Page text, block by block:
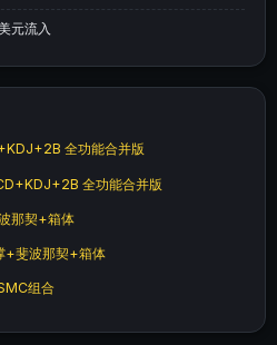
元流入
全功能合并版
全功能合并版
那契+箱体
+斐波那契+箱体
组合